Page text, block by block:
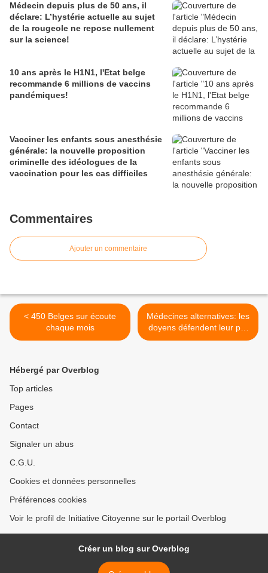
Médecin depuis plus de 50 ans, il
déclare: L’hystérie actuelle au sujet
de la rougeole ne repose nullement
sur la science!
10 ans après le H1N1, l'Etat belge
recommande 6 millions de vaccins
pandémiques!
Vacciner les enfants sous anesthésie
générale: la nouvelle proposition
criminelle des idéologues de la
vaccination pour les cas difficiles
Commentaires
Ajouter un commentaire
< 450 Belges sur écoute
chaque mois
Médecines alternatives: les
doyens défendent leur pré
carré! >
Hébergé par Overblog
Top articles
Pages
Contact
Signaler un abus
C.G.U.
Cookies et données personnelles
Préférences cookies
Voir le profil de Initiative Citoyenne sur le portail Overblog
Créer un blog sur Overblog